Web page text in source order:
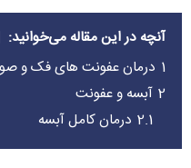
آنچه در این مقاله می‌خوانید:
1 درمان عفونت های فک و
2 آبسه و عفونت
2.1 درمان کامل آبسه